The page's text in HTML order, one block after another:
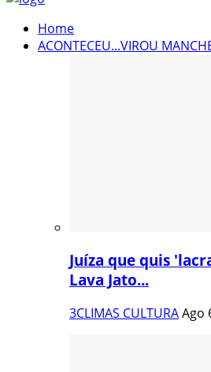
Home
ACONTECEU...VIROU
Juíza que quis
Lava Jato...
3CLIMAS CULTURAAgo